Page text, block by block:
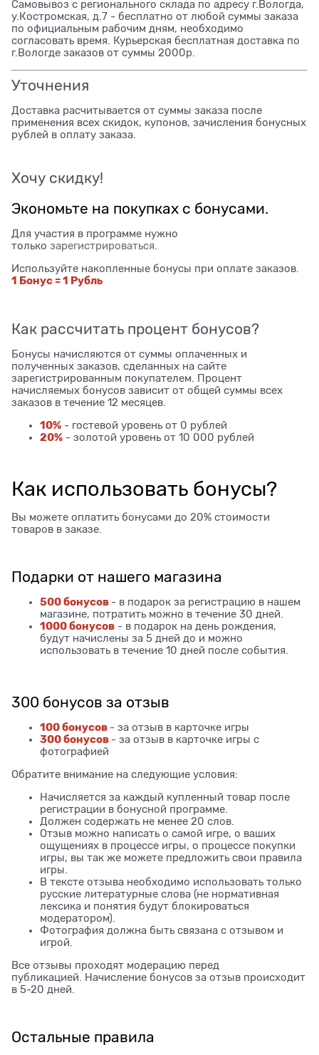
Самовывоз с регионального склада по адресу г.Вологда,
у.Костромская, д.7 - бесплатно от любой суммы заказа
по официальным рабочим дням, необходимо
согласовать время. Курьерская бесплатная доставка по
г.Вологде заказов от суммы 2000р.
Уточнения
Доставка расчитывается от суммы заказа после
применения всех скидок, купонов, зачисления бонусных
рублей в оплату заказа.
Хочу скидку!
Экономьте на покупках с бонусами.
Для участия в программе нужно
только зарегистрироваться
Используйте накопленные бонусы при оплате заказов.
1 Бонус = 1 Рубль
Как рассчитать процент бонусов?
Бонусы начисляются от суммы оплаченных и
полученных заказов, сделанных на сайте
зарегистрированным покупателем. Процент
начисляемых бонусов зависит от общей суммы всех
заказов в течение 12 месяцев.
10% - гостевой уровень от 0 рублей
20% - золотой уровень от 10 000 рублей
Как использовать бонусы?
Вы можете оплатить бонусами до 20% стоимости
товаров в заказе.
Подарки от нашего магазина
500 бонусов - в подарок за регистрацию в нашем
магазине, потратить можно в течение 30 дней.
1000 бонусов - в подарок на день рождения,
будут начислены за 5 дней до и можно
использовать в течение 10 дней после события.
300 бонусов за отзыв
100 бонусов - за отзыв в карточке игры
300 бонусов - за отзыв в карточке игры с
фотографией
Обратите внимание на следующие условия:
Начисляется за каждый купленный товар после
регистрации в бонусной программе.
Должен содержать не менее 20 слов.
Отзыв можно написать о самой игре, о ваших
ощущениях в процессе игры, о процессе покупки
игры, вы так же можете предложить свои правила
игры.
В тексте отзыва необходимо использовать только
русские литературные слова (не нормативная
лексика и понятия будут блокироваться
модератором).
Фотография должна быть связана с отзывом и
игрой.
Все отзывы проходят модерацию перед
публикацией. Начисление бонусов за отзыв происходит
в 5-20 дней.
Остальные правила